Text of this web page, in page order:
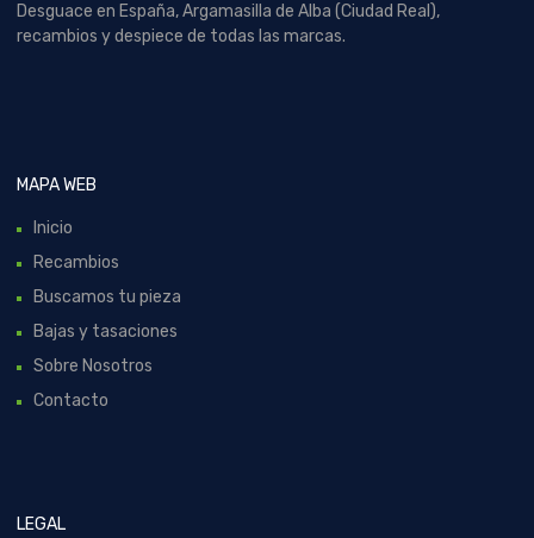
Desguace en España, Argamasilla de Alba (Ciudad Real),
recambios y despiece de todas las marcas.
MAPA WEB
Inicio
Recambios
Buscamos tu pieza
Bajas y tasaciones
Sobre Nosotros
Contacto
LEGAL